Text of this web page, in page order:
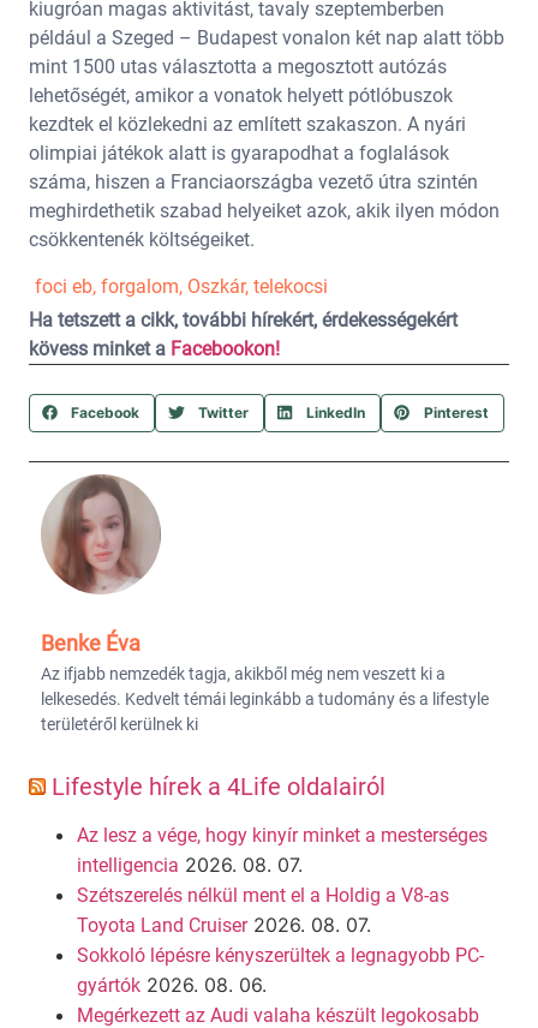
kiugróan magas aktivitást, tavaly szeptemberben
például a Szeged – Budapest vonalon két nap alatt több
mint 1500 utas választotta a megosztott autózás
lehetőségét, amikor a vonatok helyett pótlóbuszok
kezdtek el közlekedni az említett szakaszon. A nyári
olimpiai játékok alatt is gyarapodhat a foglalások
száma, hiszen a Franciaországba vezető útra szintén
meghirdethetik szabad helyeiket azok, akik ilyen módon
csökkentenék költségeiket.
foci eb, forgalom, Oszkár, telekocsi
Ha tetszett a cikk, további hírekért, érdekességekért
kövess minket a Facebookon!
Facebook Twitter LinkedIn Pinterest
Benke Éva
Az ifjabb nemzedék tagja, akikből még nem veszett ki a
lelkesedés. Kedvelt témái leginkább a tudomány és a lifestyle
területéről kerülnek ki
Lifestyle hírek a 4Life oldalairól
Az lesz a vége, hogy kinyír minket a mesterséges
intelligencia 2026. 08. 07.
Szétszerelés nélkül ment el a Holdig a V8-as
Toyota Land Cruiser 2026. 08. 07.
Sokkoló lépésre kényszerültek a legnagyobb PC-
gyártók 2026. 08. 06.
Megérkezett az Audi valaha készült legokosabb